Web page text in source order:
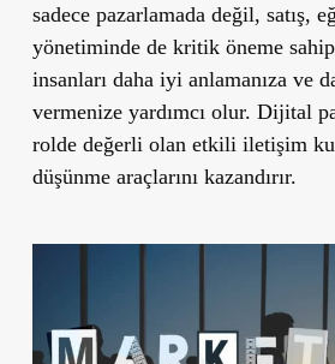
sadece pazarlamada değil, satış,
yönetiminde de kritik öneme
insanları daha iyi anlamanıza ve
vermenize yardımcı olur. Dijital
rolde değerli olan etkili iletişim
düşünme araçlarını kazandırır.